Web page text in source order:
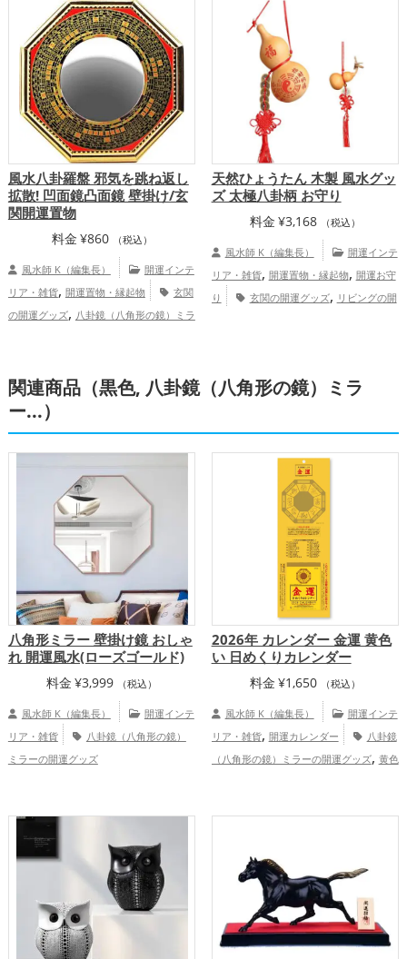
風水八卦羅盤 邪気を跳ね返し
拡散! 凹面鏡凸面鏡 壁掛け/玄
関開運置物
料金 ¥860 （税込）
風水師 K（編集長）
開運インテ
リア・雑貨, 開運置物・縁起物
玄関
の開運グッズ, 八卦鏡（八角形の鏡）ミラ
天然ひょうたん 木製 風水グッ
ズ 太極八卦柄 お守り
料金 ¥3,168 （税込）
風水師 K（編集長）
開運インテ
リア・雑貨, 開運置物・縁起物, 開運お守
り
玄関の開運グッズ, リビングの開
卦鏡（八角形の鏡）ミラーの開運グッズ
関連商品（黒色, 八卦鏡（八角形の鏡）ミラ
ー...）
八角形ミラー 壁掛け鏡 おしゃ
れ 開運風水(ローズゴールド)
料金 ¥3,999 （税込）
風水師 K（編集長）
開運インテ
リア・雑貨
八卦鏡（八角形の鏡）
ミラーの開運グッズ
2026年 カレンダー 金運 黄色
い 日めくりカレンダー
料金 ¥1,650 （税込）
風水師 K（編集長）
開運インテ
リア・雑貨, 開運カレンダー
八卦鏡
（八角形の鏡）ミラーの開運グッズ, 黄色
運・全体運アップ